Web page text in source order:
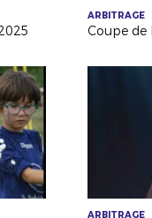
ARBITRAGE
ARBITRAGE